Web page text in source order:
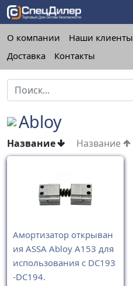
О компании Наши клиенты
Доставка
Контакты
Abloy
Название Название
Амортизатор открыван
ия ASSA Abloy A153 для
использования с DC193
-DC194.